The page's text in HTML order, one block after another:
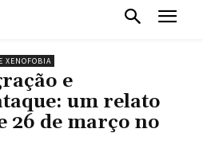
XENOFOBIA
e
um relato
26 de março no